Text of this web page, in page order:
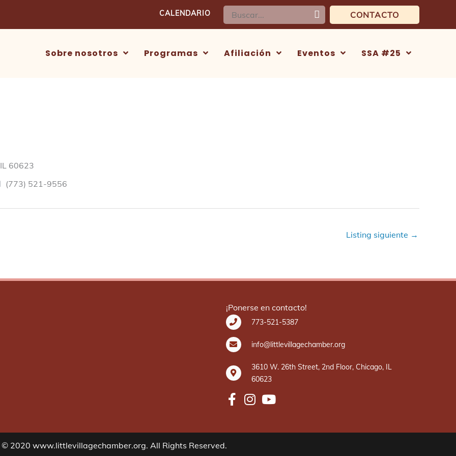
CALENDARIO Buscar: CONTACTO
Sobre nosotros Programas Afiliación Eventos SSA #25
60623
(773) 521-9556
Listing siguiente →
¡Ponerse en contacto!
773-521-5387
info@littlevillagechamber.org
3610 W. 26th Street, 2nd Floor, Chicago, IL
60623
© 2020 www.littlevillagechamber.org. All Rights Reserved.